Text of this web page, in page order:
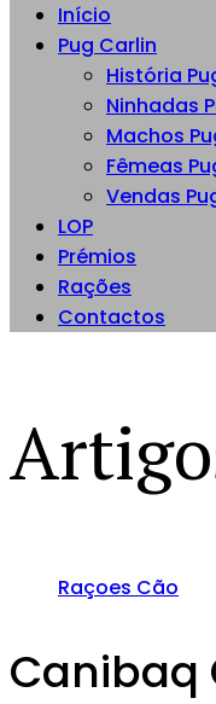
Início
Pug Carlin
História
Ninhadas
Machos
Fêmeas
Vendas
LOP
Prémios
Rações
Contactos
Raçoes Cão
Canibaq